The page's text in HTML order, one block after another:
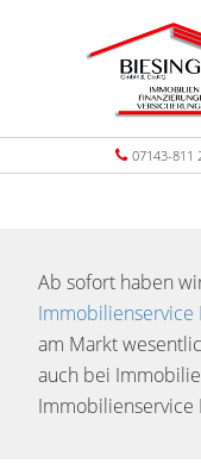
07143-811
Ab sofort haben
Immobilienservice
am Markt
auch bei
Immobilienservice